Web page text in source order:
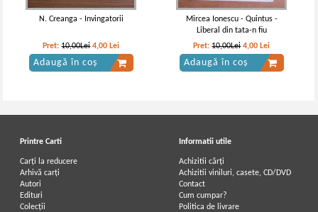
N. Creanga - Invingatorii
Pret:10,00Lei 4,00 Lei
Adaugă în coș
Mircea Ionescu - Quintus -
Liberal din tata-n fiu
Pret:10,00Lei 4,00 Lei
Adaugă în coș
Printre Carti
Carți la reducere
Arhivă carți
Autori
Edituri
Colecții
Informatii utile
Achizitii cărți
Achizitii viniluri, casete, CD/DVD
Contact
Cum cumpar?
Politica de livrare